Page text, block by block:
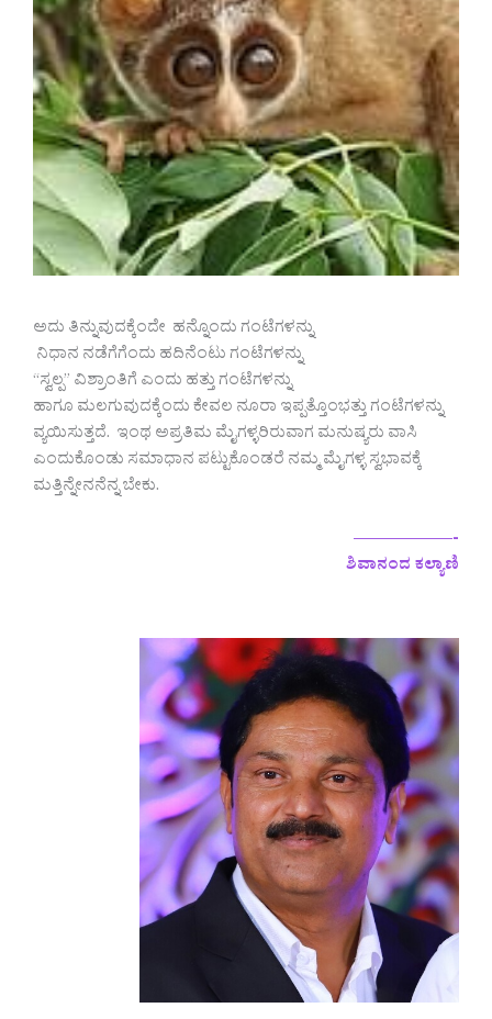
ಅದು ತಿನ್ನುವುದಕ್ಕೆಂದೇ ಹನ್ನೊಂದು ಗಂಟೆಗಳನ್ನು
ನಿಧಾನ ನಡೆಗೆಗೆಂದು ಹದಿನೆಂಟು ಗಂಟೆಗಳನ್ನು
“ಸ್ವಲ್ಪ” ವಿಶ್ರಾಂತಿಗೆ ಎಂದು ಹತ್ತು ಗಂಟೆಗಳನ್ನು
ಹಾಗೂ ಮಲಗುವುದಕ್ಕೆಂದು ಕೇವಲ ನೂರಾ ಇಪ್ಪತ್ತೊಂಭತ್ತು ಗಂಟೆಗಳನ್ನು
ವ್ಯಯಿಸುತ್ತದೆ. ಇಂಥ ಅಪ್ರತಿಮ ಮೈಗಳ್ಳರಿರುವಾಗ ಮನುಷ್ಯರು ವಾಸಿ
ಎಂದುಕೊಂಡು ಸಮಾಧಾನ ಪಟ್ಟುಕೊಂಡರೆ ನಮ್ಮ ಮೈಗಳ್ಳ ಸ್ವಭಾವಕ್ಕೆ
ಮತ್ತಿನ್ನೇನನೆನ್ನ ಬೇಕು.
——————-
ಶಿವಾನಂದ ಕಲ್ಯಾಣಿ